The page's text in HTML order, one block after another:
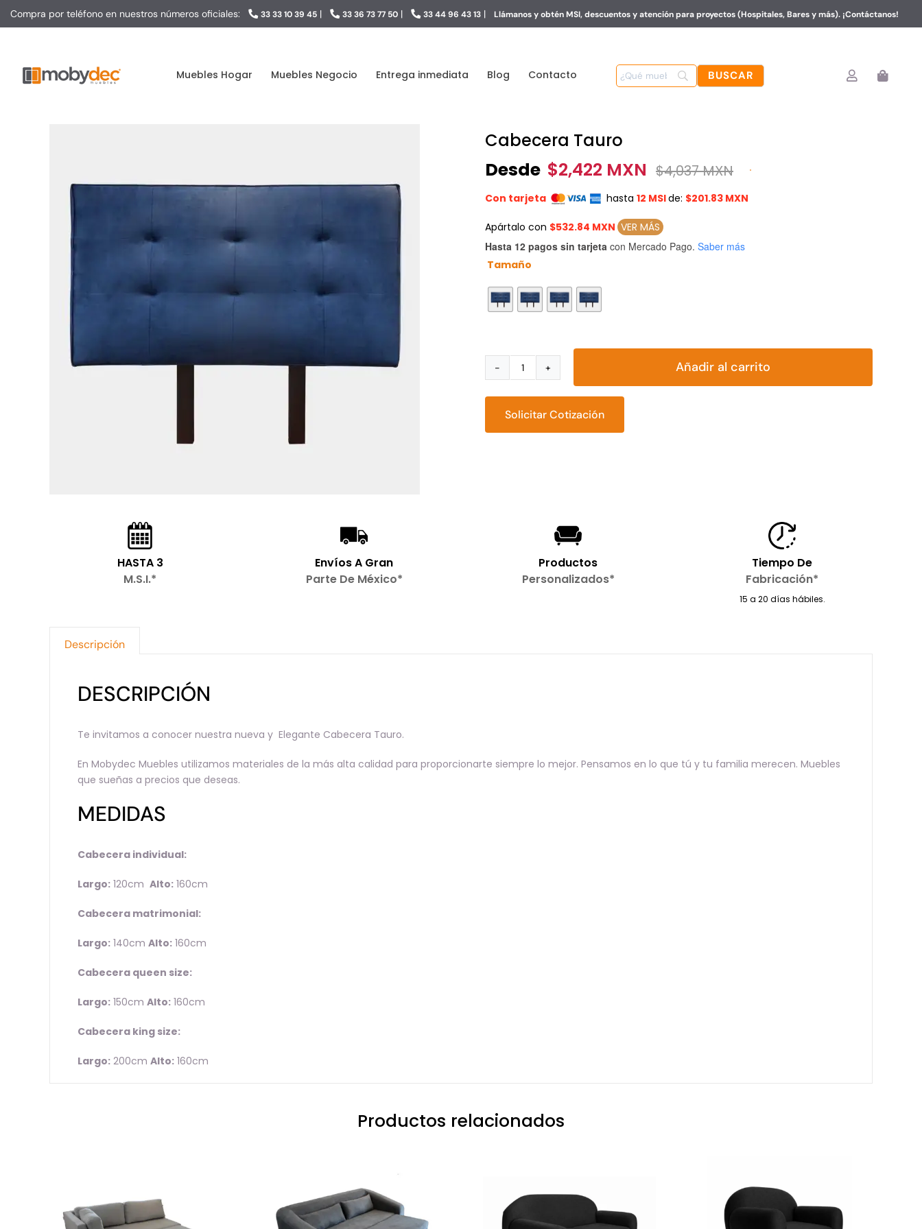
Skip
to
Compra por teléfono en nuestros números oficiales: 33 33 10 39 45| 33 36 73 77 50| 33 44 96 43 13| Llámanos y obtén MSI, descuentos y atención para proyectos (Hospitales, Bares y más). ¡Contáctanos!
Muebles Hogar Muebles Negocio Entrega inmediata Blog Contacto
Cabecera Tauro
Desde $2,422 MXN $4,037 MXN
Con tarjeta hasta 12 MSIde: $201.83 MXN
Apártalo con $532.84 MXN VER MÁS
Hasta 12 pagos sin tarjeta con Mercado Pago. Saber más
Tamaño
Cabecera
Tauro
cantidad
Añadir al carrito
Solicitar Cotización
HASTA 3
M.S.I.*
Envíos A Gran
Parte De México*
Productos
Personalizados*
Tiempo De
Fabricación*
15 a 20 días hábiles.
Descripción
DESCRIPCIÓN
Te invitamos a conocer nuestra nueva y Elegante Cabecera Tauro.
En Mobydec Muebles utilizamos materiales de la más alta calidad para proporcionarte siempre lo mejor. Pensamos en lo que tú y tu familia merecen. Muebles
que sueñas a precios que deseas.
MEDIDAS
Cabecera individual:
Largo:120cm Alto:160cm
Cabecera matrimonial:
Largo:140cm Alto:160cm
Cabecera queen size:
Largo:150cm Alto:160cm
Cabecera king size:
Largo:200cm Alto:160cm
Productos relacionados